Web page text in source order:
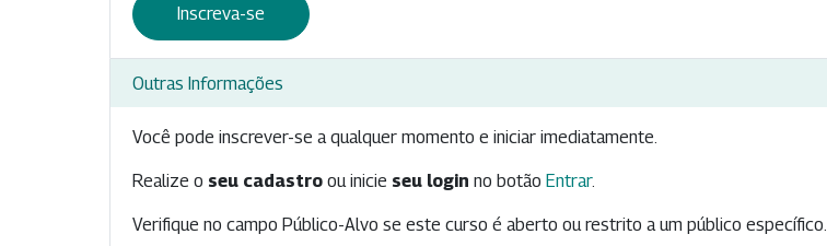
Inscreva-se
Outras Informações
Você pode inscrever-se a qualquer momento e iniciar imediatamente.
Realize o seu cadastro ou inicie seu login no botão Entrar.
Verifique no campo Público-Alvo se este curso é aberto ou restrito a um público específico.